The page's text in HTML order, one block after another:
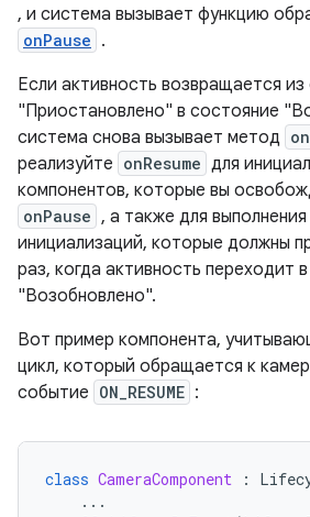
, и система вызывает функцию
onPause .
Если активность возвращается из
"Приостановлено" в состояние
система снова вызывает метод
реализуйте onResume для
компонентов, которые вы
onPause , а также для
инициализаций, которые должны
раз, когда активность переходит
"Возобновлено".
Вот пример компонента,
цикл, который обращается к
событие ON_RESUME :
class CameraComponent :
...